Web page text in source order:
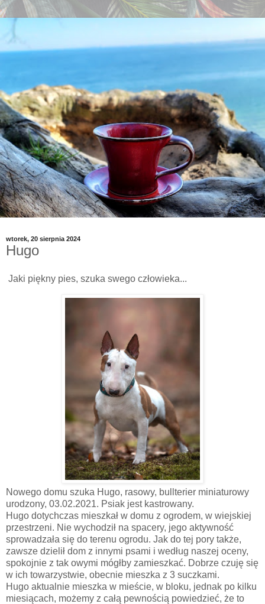
wtorek, 20 sierpnia 2024
Hugo
Jaki piękny pies, szuka swego człowieka...
Nowego domu szuka Hugo, rasowy, bullterier miniaturowy
urodzony, 03.02.2021. Psiak jest kastrowany.
Hugo dotychczas mieszkał w domu z ogrodem, w wiejskiej
przestrzeni. Nie wychodził na spacery, jego aktywność
sprowadzała się do terenu ogrodu. Jak do tej pory także,
zawsze dzielił dom z innymi psami i według naszej oceny,
spokojnie z tak owymi mógłby zamieszkać. Dobrze czuję się
w ich towarzystwie, obecnie mieszka z 3 suczkami.
Hugo aktualnie mieszka w mieście, w bloku, jednak po kilku
miesiącach, możemy z całą pewnością powiedzieć, że to